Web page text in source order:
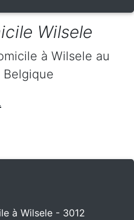
Wilsele
à Wilsele au
Belgique
à Wilsele - 3012